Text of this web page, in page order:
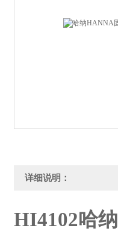
详细说明：
HI4102哈